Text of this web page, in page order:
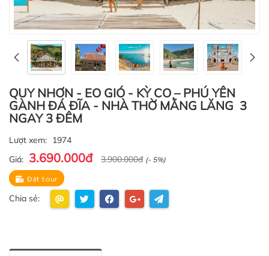
QUY NHƠN - EO GIÓ - KỲ CO – PHÚ YÊN
GÀNH ĐÁ ĐĨA - NHÀ THỜ MẰNG LĂNG 3
NGAY 3 ĐÊM
Lượt xem:
1974
Giá: 3.690.000đ 3.900.000đ (- 5%)
Đặt tour
Chia sẻ: